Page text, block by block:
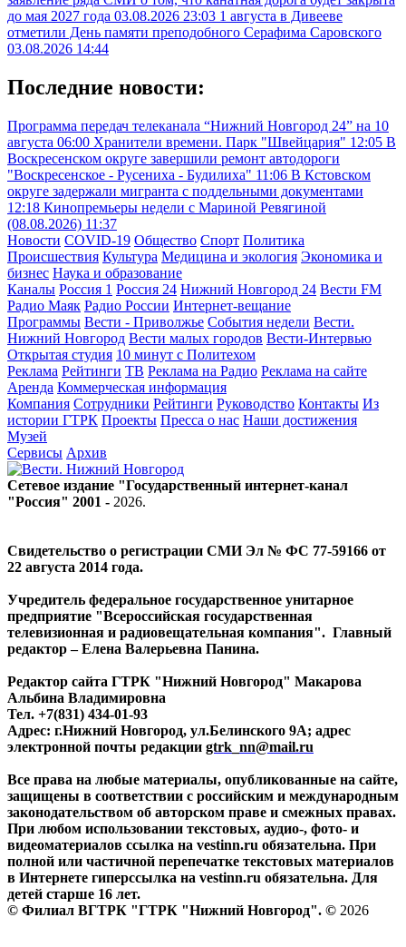
до мая 2027 года 03.08.2026 23:03 1 августа в Дивееве
отметили День памяти преподобного Серафима Саровского
03.08.2026 14:44
Последние новости:
Программа передач телеканала “Нижний Новгород 24” на 10
августа 06:00 Хранители времени. Парк "Швейцария" 12:05 В
Воскресенском округе завершили ремонт автодороги
"Воскресенское - Русениха - Будилиха" 11:06 В Кстовском
округе задержали мигранта с поддельными документами
12:18 Кинопремьеры недели с Мариной Ревягиной
(08.08.2026) 11:37
Новости COVID-19 Общество Спорт Политика
Происшествия Культура Медицина и экология Экономика и
бизнес Наука и образование
Каналы Россия 1 Россия 24 Нижний Новгород 24 Вести FM
Радио Маяк Радио России Интернет-вещание
Программы Вести - Приволжье События недели Вести.
Нижний Новгород Вести малых городов Вести-Интервью
Открытая студия 10 минут с Политехом
Реклама Рейтинги ТВ Реклама на Радио Реклама на сайте
Аренда Коммерческая информация
Компания Сотрудники Рейтинги Руководство Контакты Из
истории ГТРК Проекты Пресса о нас Наши достижения
Музей
Сервисы Архив
Сетевое издание "Государственный интернет-канал
"Россия" 2001 - 2026.
Свидетельство о регистрации СМИ Эл № ФС 77-59166 от
22 августа 2014 года.
Учредитель федеральное государственное унитарное
предприятие "Всероссийская государственная
телевизионная и радиовещательная компания". Главный
редактор – Елена Валерьевна Панина.
Редактор сайта ГТРК "Нижний Новгород" Макарова
Альбина Владимировна
Тел. +7(831) 434-01-93
Адрес: г.Нижний Новгород, ул.Белинского 9А; адрес
электронной почты редакции gtrk_nn@mail.ru
Все права на любые материалы, опубликованные на сайте,
защищены в соответствии с российским и международным
законодательством об авторском праве и смежных правах.
При любом использовании текстовых, аудио-, фото- и
видеоматериалов ссылка на vestinn.ru обязательна. При
полной или частичной перепечатке текстовых материалов
в Интернете гиперссылка на vestinn.ru обязательна. Для
детей старше 16 лет.
© Филиал ВГТРК "ГТРК "Нижний Новгород". © 2026